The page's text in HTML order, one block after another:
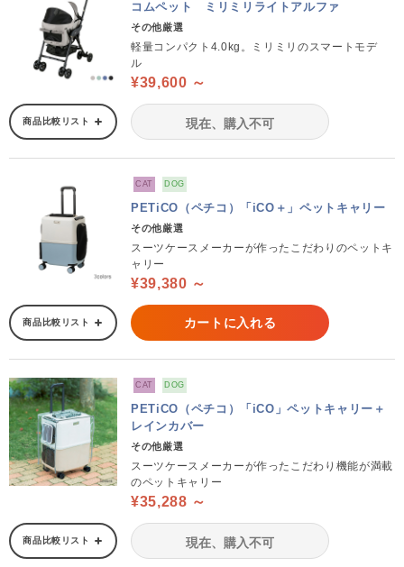
コムペット ミリミリライトアルファ
その他厳選
軽量コンパクト4.0kg。ミリミリのスマートモデ
ル
¥39,600 ～
商品比較リスト 現在、購入不可
CAT DOG
PETiCO（ペチコ）「iCO＋」ペットキャリー
その他厳選
スーツケースメーカーが作ったこだわりのペットキ
ャリー
¥39,380 ～
商品比較リスト カートに入れる
CAT DOG
PETiCO（ペチコ）「iCO」ペットキャリー＋
レインカバー
その他厳選
スーツケースメーカーが作ったこだわり機能が満載
のペットキャリー
¥35,288 ～
商品比較リスト 現在、購入不可